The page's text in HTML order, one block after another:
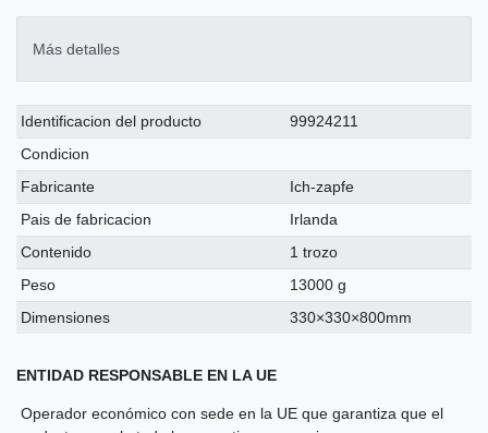
Más detalles
Ceres::Template.singleItemTechnicalDataAttribute
Ceres::Template.singleItemTechnicalDataValue
Identificacion del producto
99924211
Condicion
Fabricante
Ich-zapfe
Pais de fabricacion
Irlanda
Contenido
1 trozo
Peso
13000 g
Dimensiones
330×330×800mm
ENTIDAD RESPONSABLE EN LA UE
Operador económico con sede en la UE que garantiza que el